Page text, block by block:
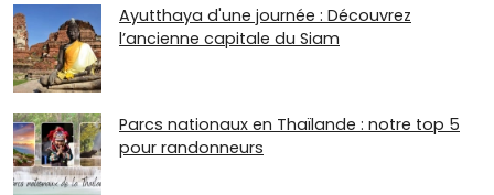
Ayutthaya d'une journée : Découvrez
l’ancienne capitale du Siam
Parcs nationaux en Thaïlande : notre top 5
pour randonneurs